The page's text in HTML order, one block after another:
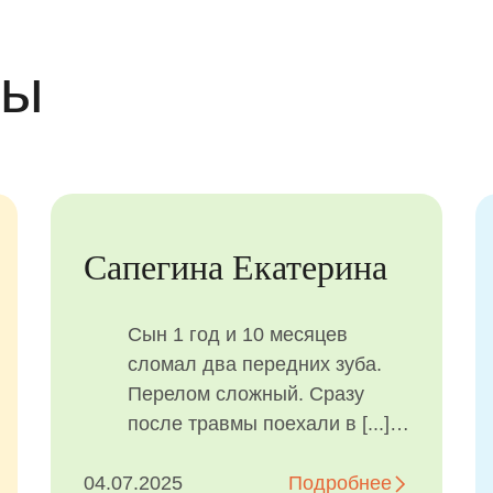
что
Макарова Анастасия
Были в клинике с дочерью
лет. Обычно поход к врачу
для неё - это испытание
участвующих на прочность,
Обратились экстренно,Подробнее
01.10.2025